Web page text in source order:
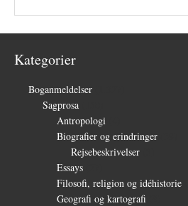
Kategorier
Boganmeldelser
Sagprosa
Antropologi
Biografier og erindringer
Rejsebeskrivelser
Essays
Filosofi, religion og idéhistorie
Geografi og kartografi